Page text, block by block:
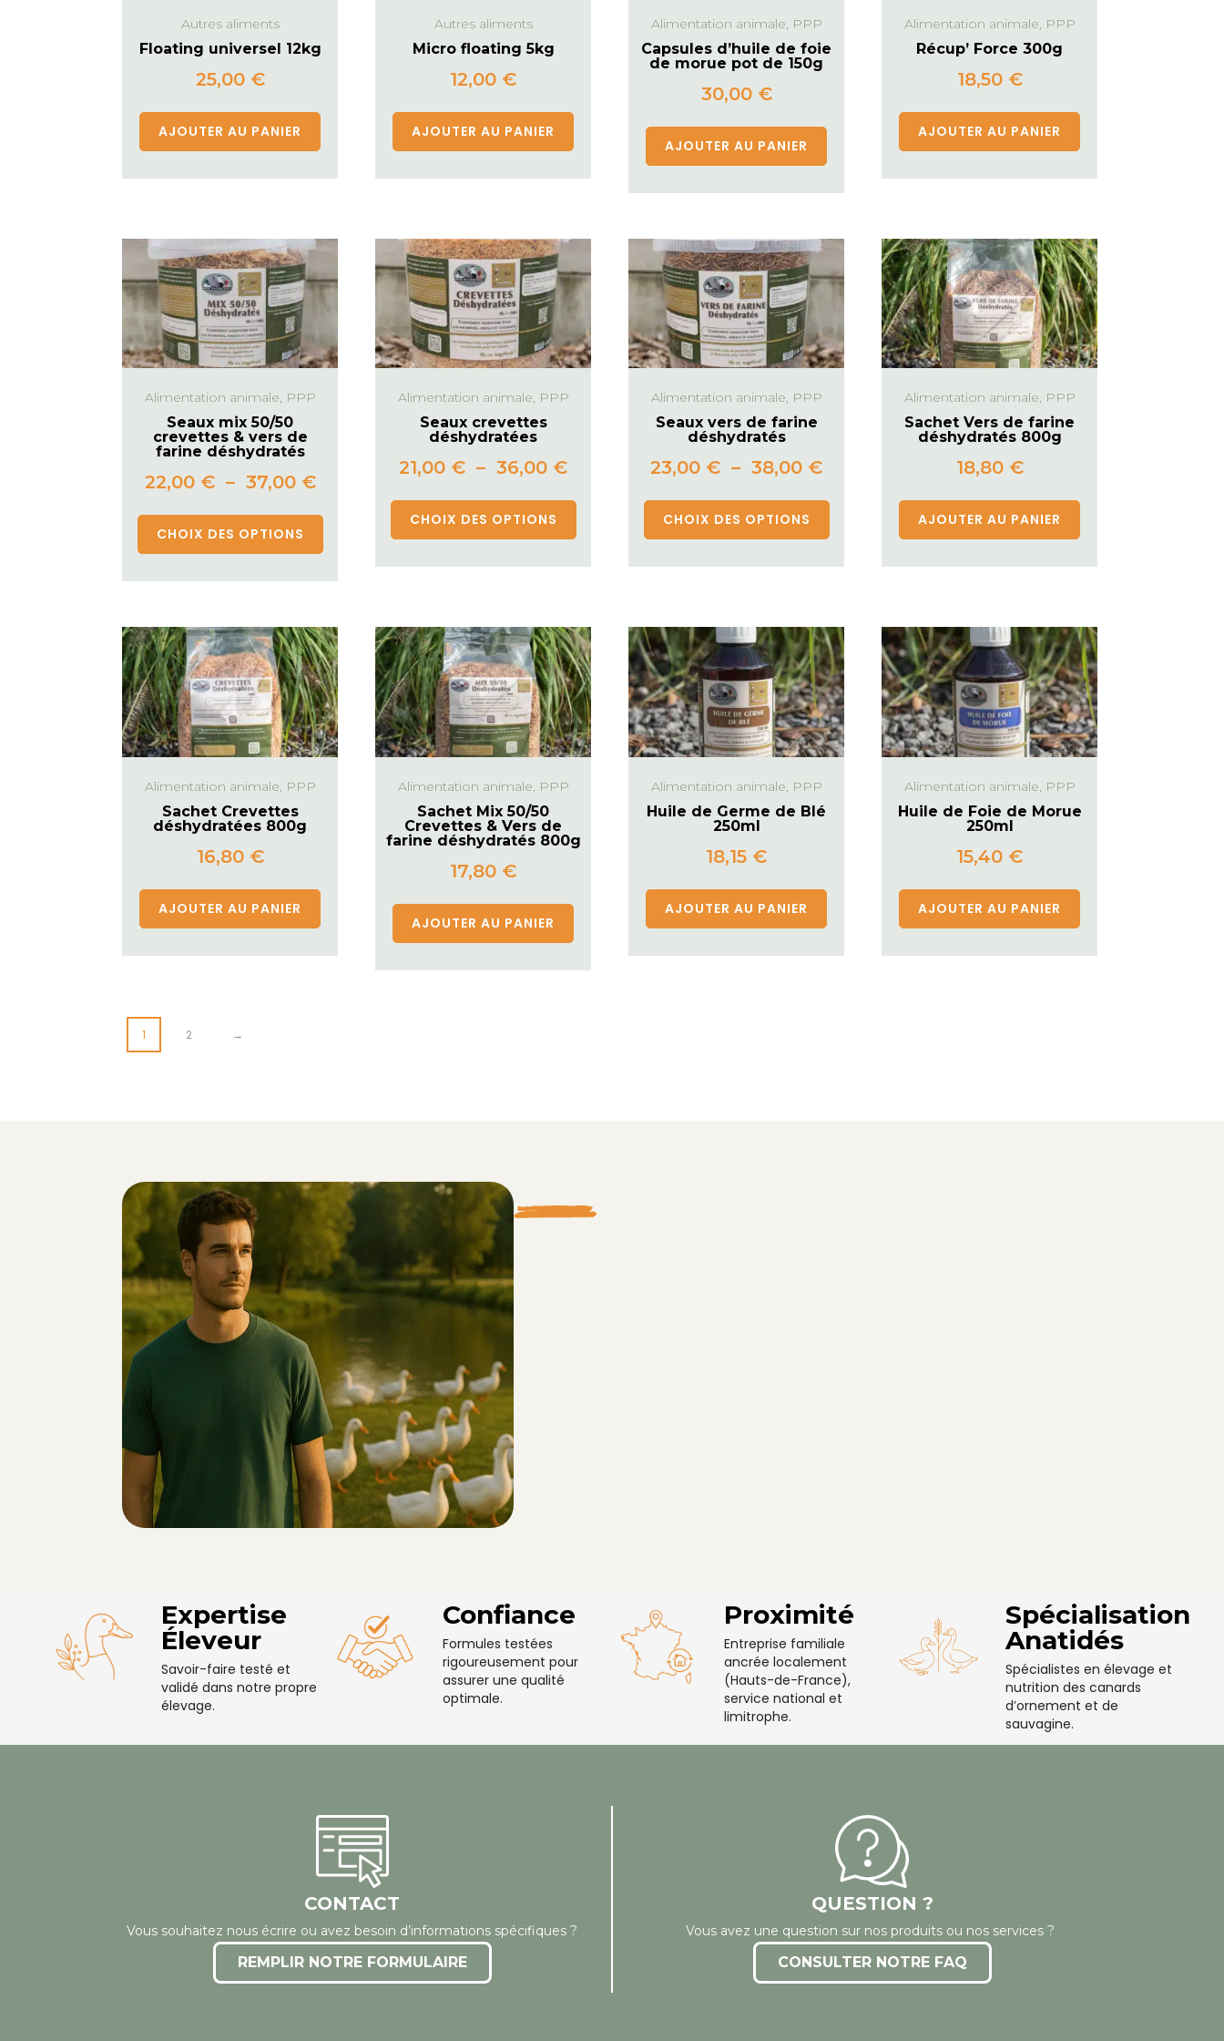
Autres aliments
Floating universel 12kg
25,00 €
AJOUTER AU PANIER
Autres aliments
Micro floating 5kg
12,00 €
AJOUTER AU PANIER
Alimentation animale, PPP
Capsules d’huile de foie
de morue pot de 150g
30,00 €
AJOUTER AU PANIER
Alimentation animale, PPP
Récup’ Force 300g
18,50 €
AJOUTER AU PANIER
Alimentation animale, PPP
Seaux mix 50/50
crevettes & vers de
farine déshydratés
22,00 € – 37,00 €
CHOIX DES OPTIONS
Alimentation animale, PPP
Seaux crevettes
déshydratées
21,00 € – 36,00 €
CHOIX DES OPTIONS
Alimentation animale, PPP
Seaux vers de farine
déshydratés
23,00 € – 38,00 €
CHOIX DES OPTIONS
Alimentation animale, PPP
Sachet Vers de farine
déshydratés 800g
18,80 €
AJOUTER AU PANIER
Alimentation animale, PPP
Sachet Crevettes
déshydratées 800g
16,80 €
AJOUTER AU PANIER
Alimentation animale, PPP
Sachet Mix 50/50
Crevettes & Vers de
farine déshydratés 800g
17,80 €
AJOUTER AU PANIER
Alimentation animale, PPP
Huile de Germe de Blé
250ml
18,15 €
AJOUTER AU PANIER
Alimentation animale, PPP
Huile de Foie de Morue
250ml
15,40 €
AJOUTER AU PANIER
1 2 →
Expertise
Éleveur
Savoir-faire testé et
validé dans notre propre
élevage.
Confiance
Formules testées
rigoureusement pour
assurer une qualité
optimale.
Proximité
Entreprise familiale
ancrée localement
(Hauts-de-France),
service national et
limitrophe.
Spécialisation
Anatidés
Spécialistes en élevage et
nutrition des canards
d’ornement et de
sauvagine.
CONTACT
Vous souhaitez nous écrire ou avez besoin d’informations spécifiques ?
REMPLIR NOTRE FORMULAIRE
QUESTION ?
Vous avez une question sur nos produits ou nos services ?
CONSULTER NOTRE FAQ